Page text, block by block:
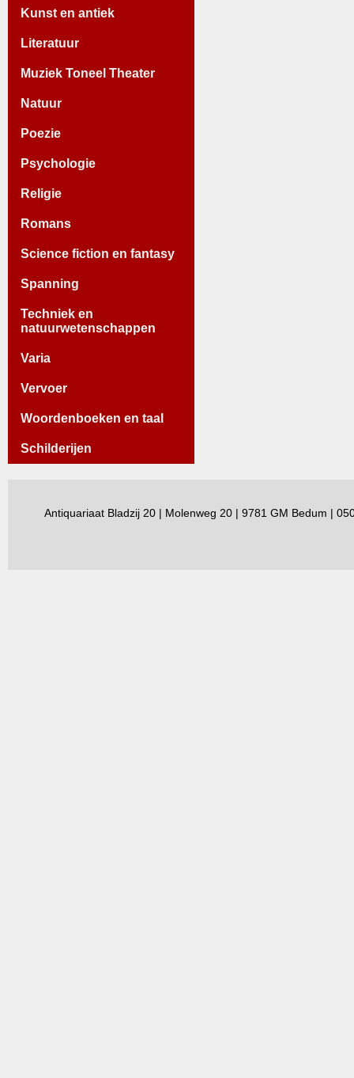
Kunst en antiek
Literatuur
Muziek Toneel Theater
Natuur
Poezie
Psychologie
Religie
Romans
Science fiction en fantasy
Spanning
Techniek en
natuurwetenschappen
Varia
Vervoer
Woordenboeken en taal
Schilderijen
Antiquariaat Bladzij 20 | Molenweg 20 | 9781 GM Bedum |